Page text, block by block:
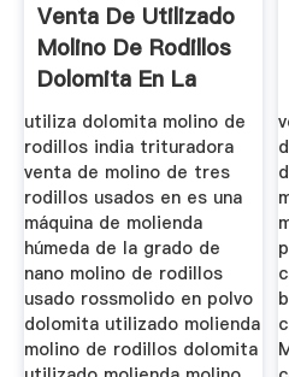
Venta De Utilizado
Molino De Rodillos
Dolomita En La
India
utiliza dolomita molino de
rodillos india trituradora
venta de molino de tres
rodillos usados en es una
máquina de molienda
húmeda de la grado de
nano molino de rodillos
usado rossmolido en polvo
dolomita utilizado molienda
molino de rodillos dolomita